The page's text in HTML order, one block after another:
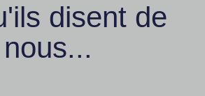
disent de
nous...